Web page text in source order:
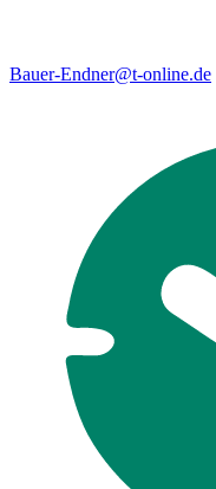
Bauer-Endner@t-online.de